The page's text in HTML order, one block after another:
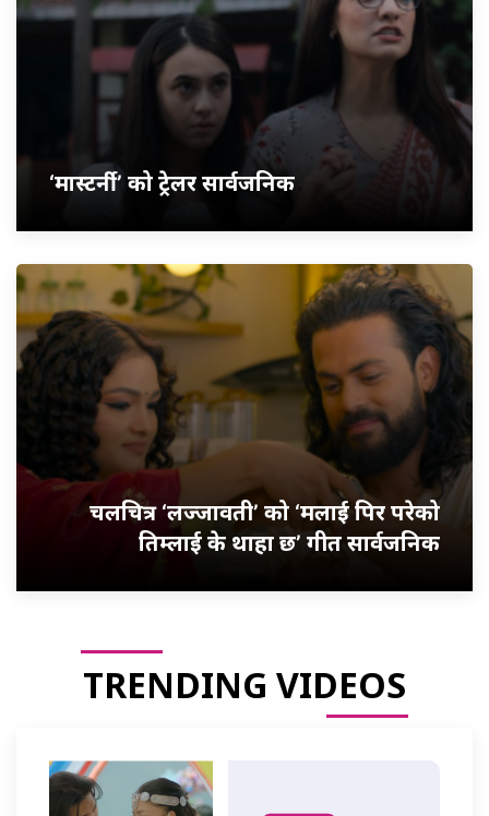
‘मास्टर्नी’ को ट्रेलर सार्वजनिक
चलचित्र ‘लज्जावती’ को ‘मलाई पिर परेको
तिम्लाई के थाहा छ’ गीत सार्वजनिक
TRENDING VIDEOS